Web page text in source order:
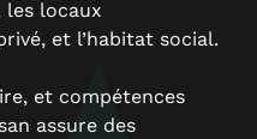
les locaux
et l’habitat social.
et compétences
assure des